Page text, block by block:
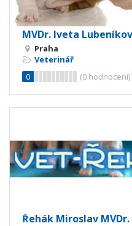
MVDr. Iveta
Praha
Veterinář
0
(0 hodnocení)
Řehák Miroslav